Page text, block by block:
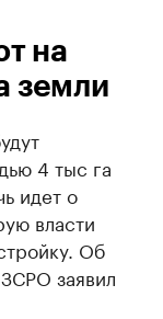
на
земли
4 тыс га
идет о
власти
Об
заявил